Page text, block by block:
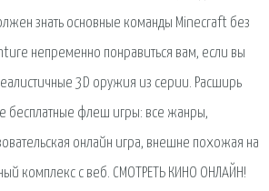
знать основные команды Minecraft без
непременно понравиться вам, если вы
3D оружия из серии. Расширь
бесплатные флеш игры: все жанры,
онлайн игра, внешне похожая на
комплекс с веб. СМОТРЕТЬ КИНО ОНЛАЙН!